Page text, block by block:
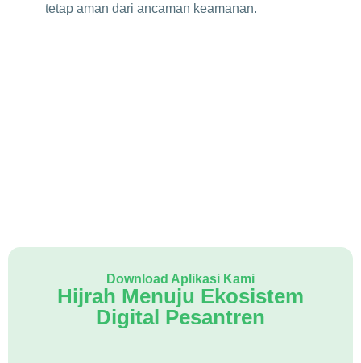
tetap aman dari ancaman keamanan.
Download Aplikasi Kami
Hijrah Menuju Ekosistem
Digital Pesantren